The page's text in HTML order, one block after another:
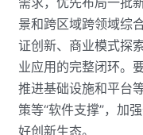
景和跨区域跨领域综
证创新、商业模式探
业应用的完整闭环。
推进基础设施和平台
策等“软件支撑”，加
好创新生态。